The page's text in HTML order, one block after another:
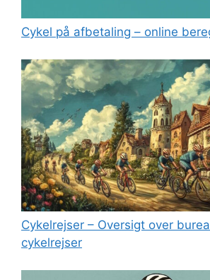
Cykel på afbetaling – online
Cykelrejser – Oversigt over
cykelrejser